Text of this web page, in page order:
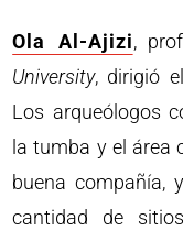
Ola Al-Ajizi,
University, dirigió
Los arqueólogos
la tumba y el área
buena compañía,
cantidad de